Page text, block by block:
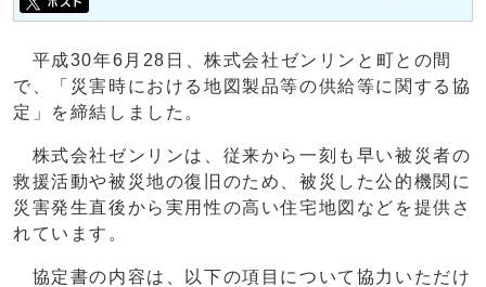
平成30年6月28日、株式会社ゼンリンと町との間
で、「災害時における地図製品等の供給等に関する協
定」を締結しました。
株式会社ゼンリンは、従来から一刻も早い被災者の
救援活動や被災地の復旧のため、被災した公的機関に
災害発生直後から実用性の高い住宅地図などを提供さ
れています。
協定書の内容は、以下の項目について協力いただけ